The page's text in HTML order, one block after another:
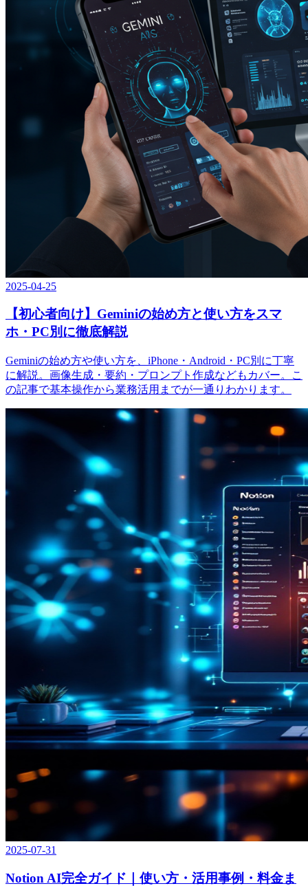
2025-04-25
【初心者向け】Geminiの始め方と使い方をスマ
ホ・PC別に徹底解説
Geminiの始め方や使い方を、iPhone・Android・PC別に丁寧
に解説。画像生成・要約・プロンプト作成などもカバー。こ
の記事で基本操作から業務活用までが一通りわかります。
2025-07-31
Notion AI完全ガイド｜使い方・活用事例・料金ま